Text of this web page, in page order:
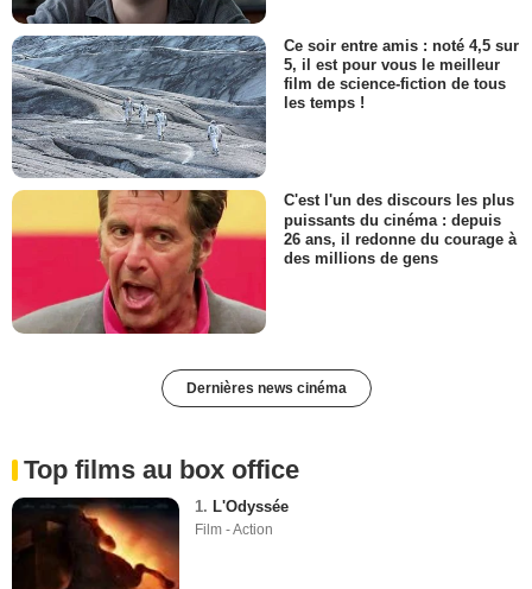
Ce soir entre amis : noté 4,5 sur
5, il est pour vous le meilleur
film de science-fiction de tous
les temps !
C'est l'un des discours les plus
puissants du cinéma : depuis
26 ans, il redonne du courage à
des millions de gens
Dernières news cinéma
Top films au box office
1. L'Odyssée
Film - Action